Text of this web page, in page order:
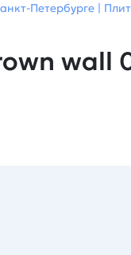
Петербурге |
wall